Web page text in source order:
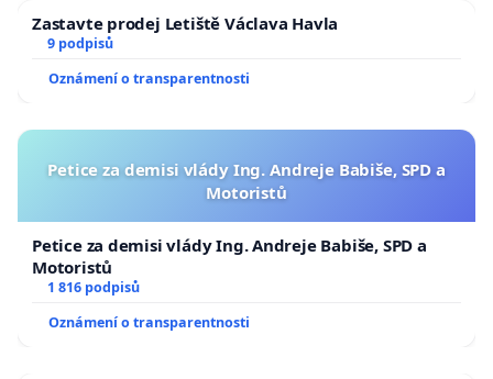
Zastavte prodej Letiště Václava Havla
9 podpisů
Oznámení o transparentnosti
Petice za demisi vlády Ing. Andreje Babiše, SPD a
Motoristů
Petice za demisi vlády Ing. Andreje Babiše, SPD a
Motoristů
1 816 podpisů
Oznámení o transparentnosti